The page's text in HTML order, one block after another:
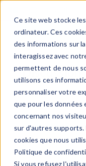
Ce site web stocke
ordinateur. Ces
des informations sur
interagissez avec
permettent de nous
utilisons ces
personnaliser votre
que pour les données
concernant nos
sur d'autres supports.
cookies que nous
Politique de
Si vous refusez
Discussion